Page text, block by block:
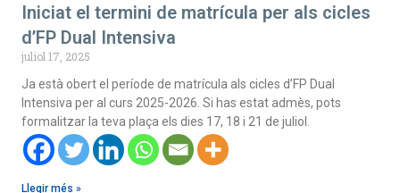
Iniciat el termini de matrícula per als cicles
d’FP Dual Intensiva
juliol 17, 2025
Ja està obert el període de matrícula als cicles d’FP Dual
Intensiva per al curs 2025-2026. Si has estat admès, pots
formalitzar la teva plaça els dies 17, 18 i 21 de juliol.
Llegir més »